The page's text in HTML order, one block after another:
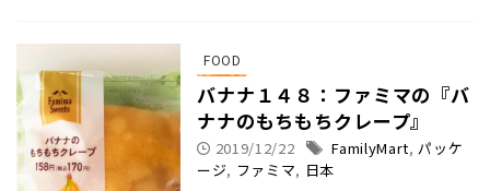
FOOD
バナナ１４８：ファミマの『バ
ナナのもちもちクレープ』
2019/12/22 FamilyMart,パッケ
ージ, ファミマ, 日本